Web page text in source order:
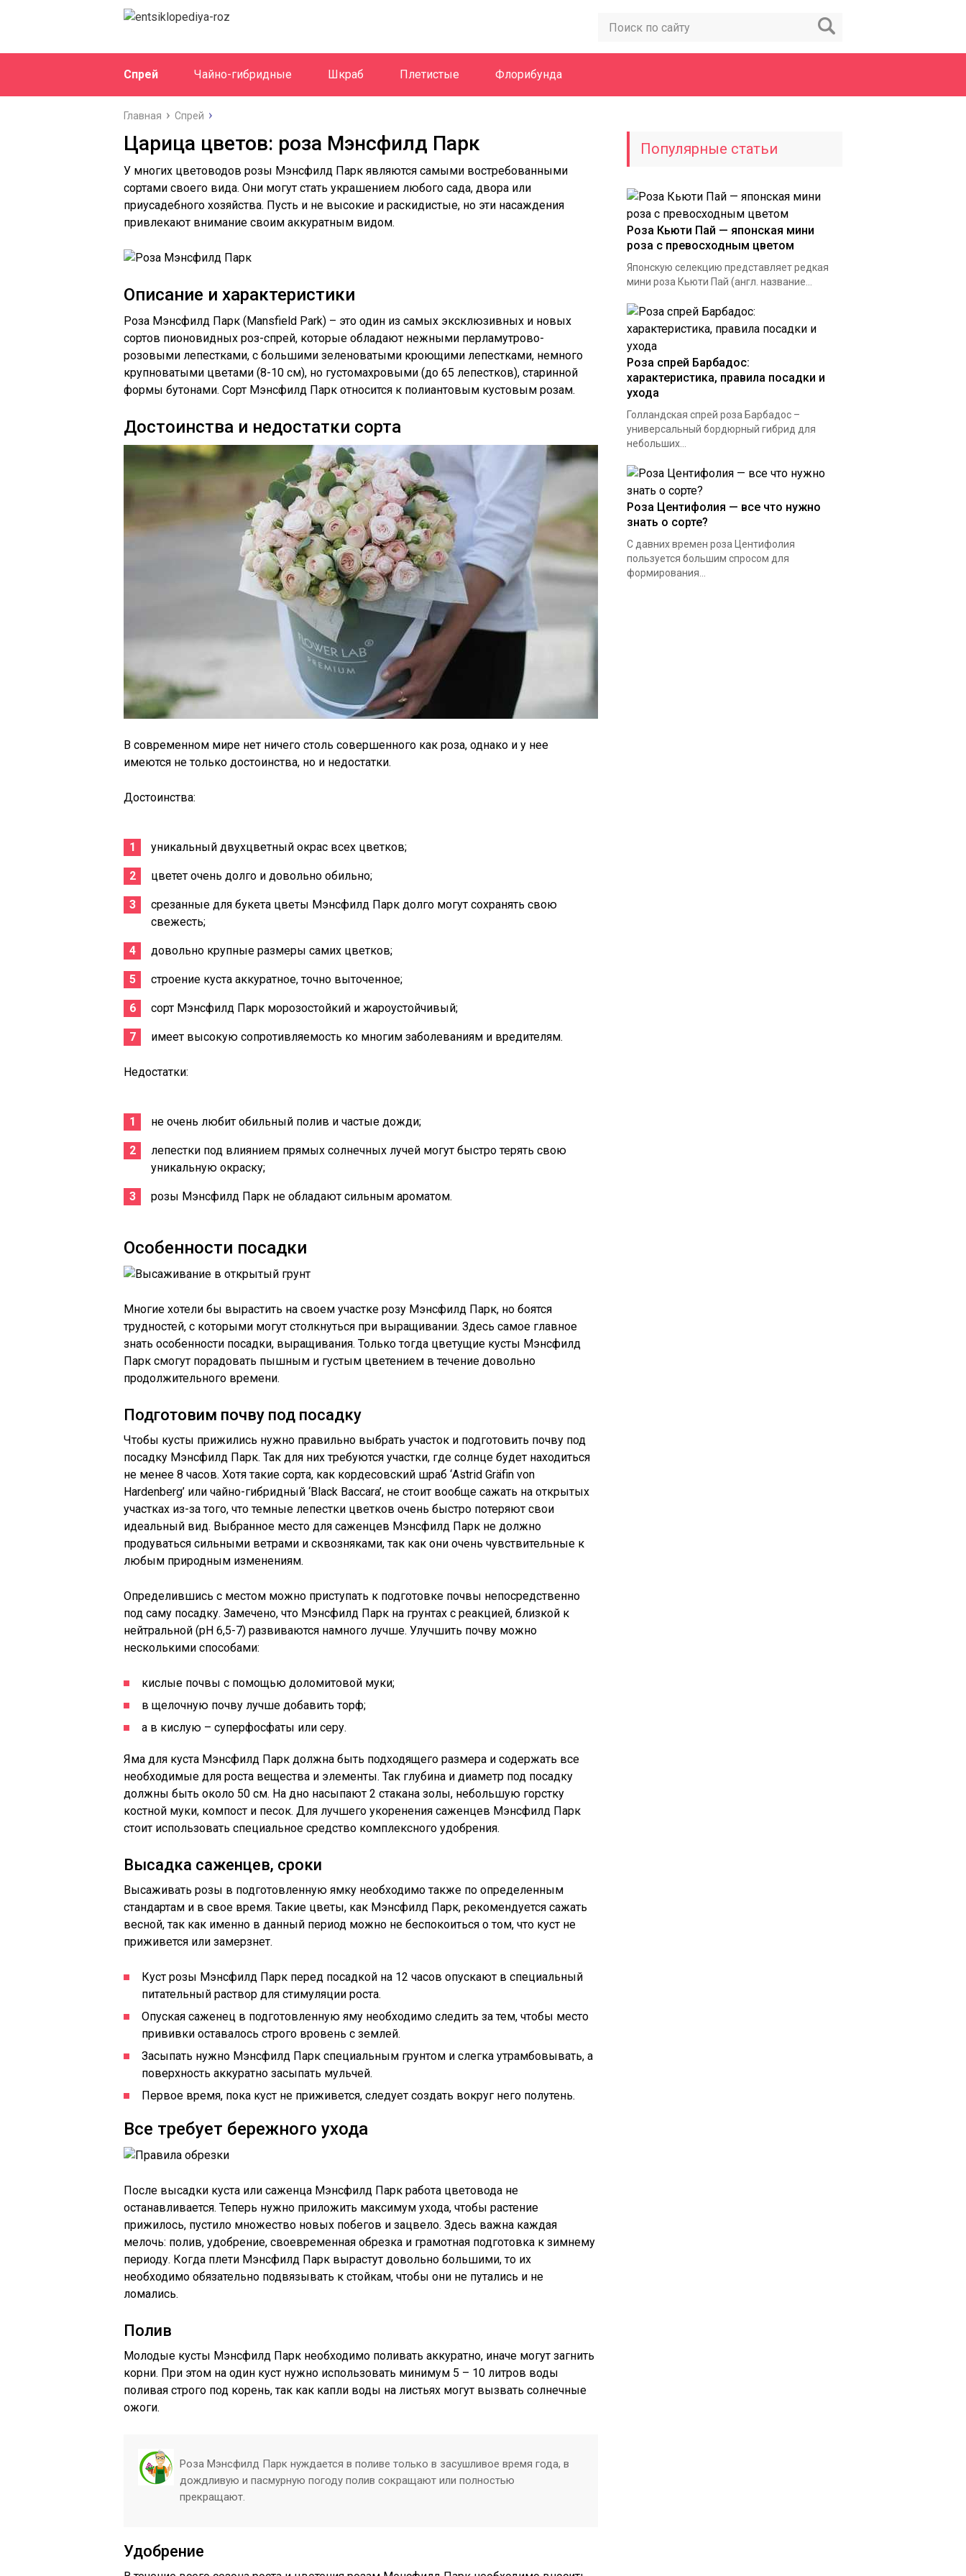
Спрей Чайно-гибридные Шкраб Плетистые Флорибунда
Главная Спрей
Царица цветов: роза Мэнсфилд Парк
У многих цветоводов розы Мэнсфилд Парк являются самыми востребованными
сортами своего вида. Они могут стать украшением любого сада, двора или
приусадебного хозяйства. Пусть и не высокие и раскидистые, но эти насаждения
привлекают внимание своим аккуратным видом.
Описание и характеристики
Роза Мэнсфилд Парк (Mansfield Park) – это один из самых эксклюзивных и новых
сортов пионовидных роз-спрей, которые обладают нежными перламутрово-
розовыми лепестками, с большими зеленоватыми кроющими лепестками, немного
крупноватыми цветами (8-10 см), но густомахровыми (до 65 лепестков), старинной
формы бутонами. Сорт Мэнсфилд Парк относится к полиантовым кустовым розам.
Достоинства и недостатки сорта
В современном мире нет ничего столь совершенного как роза, однако и у нее
имеются не только достоинства, но и недостатки.
Достоинства:
уникальный двухцветный окрас всех цветков;
цветет очень долго и довольно обильно;
срезанные для букета цветы Мэнсфилд Парк долго могут сохранять свою
свежесть;
довольно крупные размеры самих цветков;
строение куста аккуратное, точно выточенное;
сорт Мэнсфилд Парк морозостойкий и жароустойчивый;
имеет высокую сопротивляемость ко многим заболеваниям и вредителям.
Недостатки:
не очень любит обильный полив и частые дожди;
лепестки под влиянием прямых солнечных лучей могут быстро терять свою
уникальную окраску;
розы Мэнсфилд Парк не обладают сильным ароматом.
Особенности посадки
Многие хотели бы вырастить на своем участке розу Мэнсфилд Парк, но боятся
трудностей, с которыми могут столкнуться при выращивании. Здесь самое главное
знать особенности посадки, выращивания. Только тогда цветущие кусты Мэнсфилд
Парк смогут порадовать пышным и густым цветением в течение довольно
продолжительного времени.
Подготовим почву под посадку
Чтобы кусты прижились нужно правильно выбрать участок и подготовить почву под
посадку Мэнсфилд Парк. Так для них требуются участки, где солнце будет находиться
не менее 8 часов. Хотя такие сорта, как кордесовский шраб ‘Astrid Gräfin von
Hardenberg’ или чайно-гибридный ‘Black Baccara’, не стоит вообще сажать на открытых
участках из-за того, что темные лепестки цветков очень быстро потеряют свои
идеальный вид. Выбранное место для саженцев Мэнсфилд Парк не должно
продуваться сильными ветрами и сквозняками, так как они очень чувствительные к
любым природным изменениям.
Определившись с местом можно приступать к подготовке почвы непосредственно
под саму посадку. Замечено, что Мэнсфилд Парк на грунтах с реакцией, близкой к
нейтральной (pH 6,5-7) развиваются намного лучше. Улучшить почву можно
несколькими способами:
кислые почвы с помощью доломитовой муки;
в щелочную почву лучше добавить торф;
а в кислую – суперфосфаты или серу.
Яма для куста Мэнсфилд Парк должна быть подходящего размера и содержать все
необходимые для роста вещества и элементы. Так глубина и диаметр под посадку
должны быть около 50 см. На дно насыпают 2 стакана золы, небольшую горстку
костной муки, компост и песок. Для лучшего укоренения саженцев Мэнсфилд Парк
стоит использовать специальное средство комплексного удобрения.
Высадка саженцев, сроки
Высаживать розы в подготовленную ямку необходимо также по определенным
стандартам и в свое время. Такие цветы, как Мэнсфилд Парк, рекомендуется сажать
весной, так как именно в данный период можно не беспокоиться о том, что куст не
приживется или замерзнет.
Куст розы Мэнсфилд Парк перед посадкой на 12 часов опускают в специальный
питательный раствор для стимуляции роста.
Опуская саженец в подготовленную яму необходимо следить за тем, чтобы место
прививки оставалось строго вровень с землей.
Засыпать нужно Мэнсфилд Парк специальным грунтом и слегка утрамбовывать, а
поверхность аккуратно засыпать мульчей.
Первое время, пока куст не приживется, следует создать вокруг него полутень.
Все требует бережного ухода
После высадки куста или саженца Мэнсфилд Парк работа цветовода не
останавливается. Теперь нужно приложить максимум ухода, чтобы растение
прижилось, пустило множество новых побегов и зацвело. Здесь важна каждая
мелочь: полив, удобрение, своевременная обрезка и грамотная подготовка к зимнему
периоду. Когда плети Мэнсфилд Парк вырастут довольно большими, то их
необходимо обязательно подвязывать к стойкам, чтобы они не путались и не
ломались.
Полив
Молодые кусты Мэнсфилд Парк необходимо поливать аккуратно, иначе могут загнить
корни. При этом на один куст нужно использовать минимум 5 – 10 литров воды
поливая строго под корень, так как капли воды на листьях могут вызвать солнечные
ожоги.
Роза Мэнсфилд Парк нуждается в поливе только в засушливое время года, в
дождливую и пасмурную погоду полив сокращают или полностью
прекращают.
Удобрение
Популярные статьи
Роза Кьюти Пай — японская мини
роза с превосходным цветом
Японскую селекцию представляет редкая
мини роза Кьюти Пай (англ. название...
Роза спрей Барбадос:
характеристика, правила посадки и
ухода
Голландская спрей роза Барбадос –
универсальный бордюрный гибрид для
небольших...
Роза Центифолия — все что нужно
знать о сорте?
С давних времен роза Центифолия
пользуется большим спросом для
формирования...